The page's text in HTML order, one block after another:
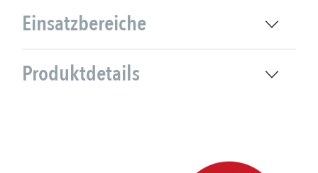
Einsatzbereiche
Produktdetails